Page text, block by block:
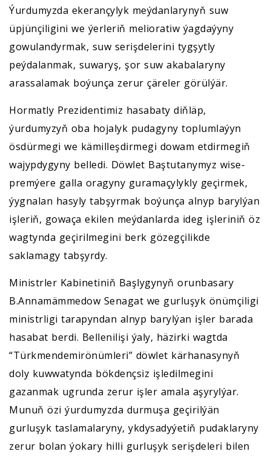
Ýurdumyzda ekerançylyk meýdanlarynyň suw
üpjünçiligini we ýerleriň melioratiw ýagdaýyny
gowulandyrmak, suw serişdelerini tygşytly
peýdalanmak, suwaryş, şor suw akabalaryny
arassalamak boýunça zerur çäreler görülýär.
Hormatly Prezidentimiz hasabaty diňläp,
ýurdumyzyň oba hojalyk pudagyny toplumlaýyn
ösdürmegi we kämilleşdirmegi dowam etdirmegiň
wajypdygyny belledi. Döwlet Baştutanymyz wise-
premýere galla oragyny guramaçylykly geçirmek,
ýygnalan hasyly tabşyrmak boýunça alnyp barylýan
işleriň, gowaça ekilen meýdanlarda ideg işleriniň öz
wagtynda geçirilmegini berk gözegçilikde
saklamagy tabşyrdy.
Ministrler Kabinetiniň Başlygynyň orunbasary
B.Annamämmedow Senagat we gurluşyk önümçiligi
ministrligi tarapyndan alnyp barylýan işler barada
hasabat berdi. Bellenilişi ýaly, häzirki wagtda
“Türkmendemirönümleri” döwlet kärhanasynyň
doly kuwwatynda bökdençsiz işledilmegini
gazanmak ugrunda zerur işler amala aşyrylýar.
Munuň özi ýurdumyzda durmuşa geçirilýän
gurluşyk taslamalaryny, ykdysadyýetiň pudaklaryny
zerur bolan ýokary hilli gurluşyk serişdeleri bilen